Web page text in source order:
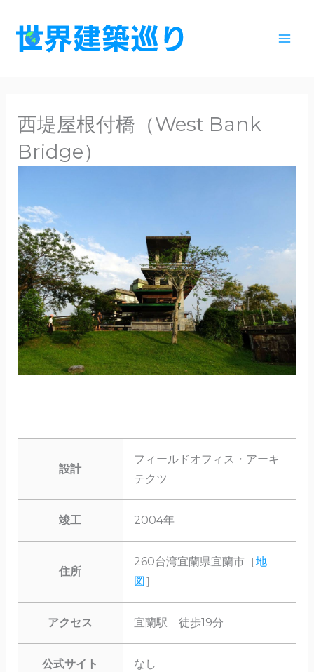
西堤屋根付橋（West Bank
Bridge）
設計
フィールドオフィス・アーキ
テクツ
竣工 2004年
住所
260台湾宜蘭県宜蘭市［地
図］
アクセス 宜蘭駅 徒歩19分
公式サイト なし